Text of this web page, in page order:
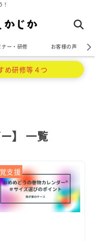
ナー・研修 お客様の声
研修等４つ
】 一覧
支援